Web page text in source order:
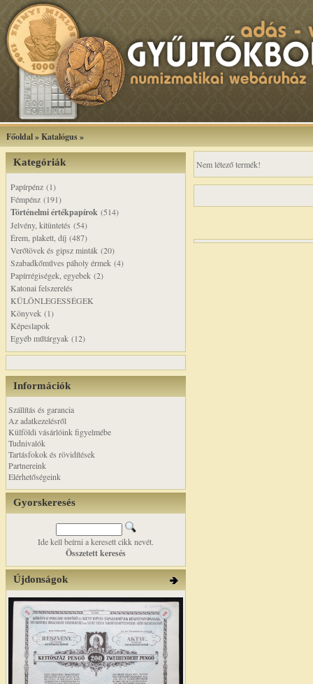
Főoldal»Katalógus»
Kategóriák
Papírpénz (1)
Fémpénz (191)
Történelmi értékpapírok (514)
Jelvény, kitüntetés (54)
Érem, plakett, díj (487)
Verőtövek és gipsz minták (20)
Szabadkőműves páholy érmek (4)
Papírrégiségek, egyebek (2)
Katonai felszerelés
KÜLÖNLEGESSÉGEK
Könyvek (1)
Képeslapok
Egyéb műtárgyak (12)
Információk
Szállítás és garancia
Az adatkezelésről
Külföldi vásárlóink figyelmébe
Tudnivalók
Tartásfokok és rövidítések
Partnereink
Elérhetőségeink
Gyorskeresés
Ide kell beírni a keresett cikk nevét.
Összetett keresés
Újdonságok
Nem létező termék!